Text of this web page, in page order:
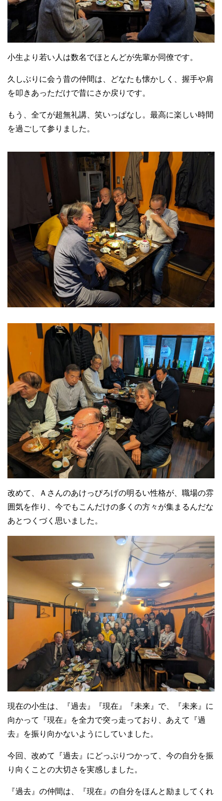
小生より若い人は数名でほとんどが先輩か同僚です。
久しぶりに会う昔の仲間は、どなたも懐かしく、握手や肩
を叩きあっただけで昔にさか戻りです。
もう、全てが超無礼講、笑いっぱなし。最高に楽しい時間
を過ごして参りました。
改めて、Ａさんのあけっぴろげの明るい性格が、職場の雰
囲気を作り、今でもこんだけの多くの方々が集まるんだな
あとつくづく思いました。
現在の小生は、『過去』『現在』『未来』で、『未来』に
向かって『現在』を全力で突っ走っており、あえて『過
去』を振り向かないようにしていました。
今回、改めて『過去』にどっぷりつかって、今の自分を振
り向くことの大切さを実感しました。
『過去』の仲間は、『現在』の自分をほんと励ましてくれ